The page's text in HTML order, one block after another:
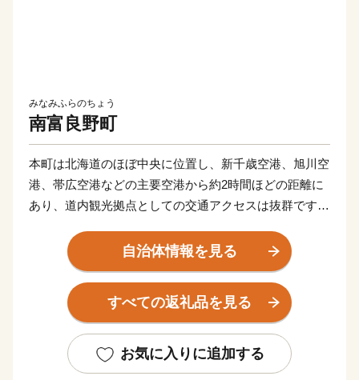
みなみふらのちょう
南富良野町
本町は北海道のほぼ中央に位置し、新千歳空港、旭川空
港、帯広空港などの主要空港から約2時間ほどの距離に
あり、道内観光拠点としての交通アクセスは抜群です。
穫しております。
また、アウトドア観光素材に恵まれた地域で、夏はラフ
ティングやカヌー、冬はカーリングやスノーシュー、わ
かさぎ釣りなどのアクティビティを提供する事業者が集
ています。また、かなやま湖では夏に「太陽と森と湖の
祭典 かなやま湖湖水まつり」を開催しております。湖
自治体情報を見る
すべての返礼品を見る
お気に入りに追加する